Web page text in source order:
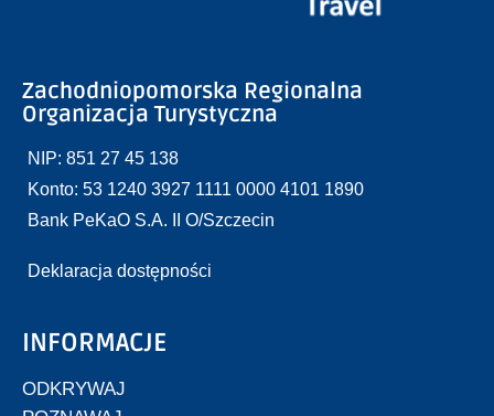
Zachodniopomorska Regionalna
Organizacja Turystyczna
NIP: 851 27 45 138
Konto: 53 1240 3927 1111 0000 4101 1890
Bank PeKaO S.A. II O/Szczecin
Deklaracja dostępności
INFORMACJE
ODKRYWAJ